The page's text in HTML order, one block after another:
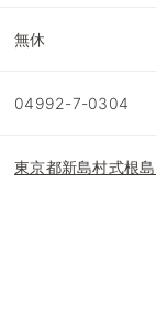
無休
04992-7-0304
東京都新島村式根